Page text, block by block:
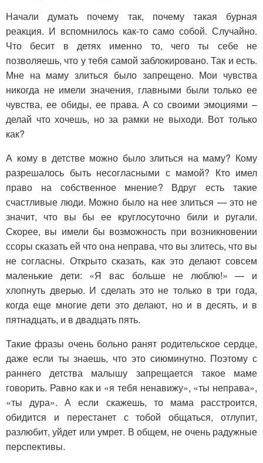
Начали думать почему так, почему такая бурная
реакция. И вспомнилось как-то само собой. Случайно.
Что бесит в детях именно то, чего ты себе не
позволяешь, что у тебя самой заблокировано. Так и есть.
Мне на маму злиться было запрещено. Мои чувства
никогда не имели значения, главными были только ее
чувства, ее обиды, ее права. А со своими эмоциями –
делай что хочешь, но за рамки не выходи. Вот только
как?
А кому в детстве можно было злиться на маму? Кому
разрешалось быть несогласными с мамой? Кто имел
право на собственное мнение? Вдруг есть такие
счастливые люди. Можно было на нее злиться — это не
значит, что вы бы ее круглосуточно били и ругали.
Скорее, вы имели бы возможность при возникновении
ссоры сказать ей что она неправа, что вы злитесь, что вы
не согласны. Открыто сказать, как это делают совсем
маленькие дети: «Я вас больше не люблю!» — и
хлопнуть дверью. И сделать это не только в три года,
когда еще многие дети это делают, но и в десять, и в
пятнадцать, и в двадцать пять.
Такие фразы очень больно ранят родительское сердце,
даже если ты знаешь, что это сиюминутно. Поэтому с
раннего детства малышу запрещается такое маме
говорить. Равно как и «я тебя ненавижу», «ты неправа»,
«ты дура». А если скажешь, то мама расстроится,
обидится и перестанет с тобой общаться, отлупит,
разлюбит, уйдет или умрет. В общем, не очень радужные
перспективы.